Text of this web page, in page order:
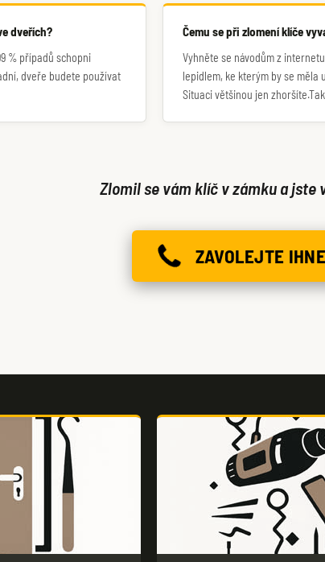
dveřích?
% případů schopni
dveře budete používat
Čemu se při zlomení klíče
Vyhněte se návodům z
lepidlem, ke kterým by se měla
Situaci většinou jen
Zlomil se vám klíč v zámku a
ZAVOLEJTE